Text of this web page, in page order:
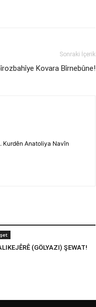
Sonraki İçerik
Kovara Bîrnebûne!
Kurdên Anatoliya Navîn
(GÖLYAZI) ŞEWAT!